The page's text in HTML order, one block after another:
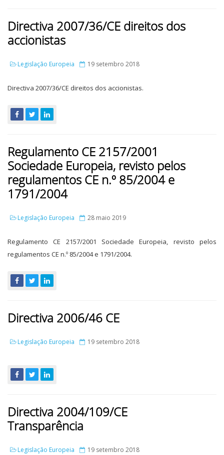
Directiva 2007/36/CE direitos dos
accionistas
Legislação Europeia 19 setembro 2018
Directiva 2007/36/CE direitos dos accionistas.
Regulamento CE 2157/2001
Sociedade Europeia, revisto pelos
regulamentos CE n.º 85/2004 e
1791/2004
Legislação Europeia 28 maio 2019
Regulamento CE 2157/2001 Sociedade Europeia, revisto pelos
regulamentos CE n.º 85/2004 e 1791/2004.
Directiva 2006/46 CE
Legislação Europeia 19 setembro 2018
Directiva 2004/109/CE
Transparência
Legislação Europeia 19 setembro 2018